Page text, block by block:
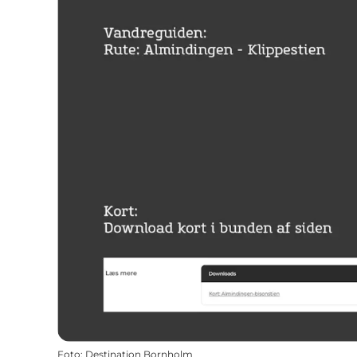
Foto: Destination Bornholm